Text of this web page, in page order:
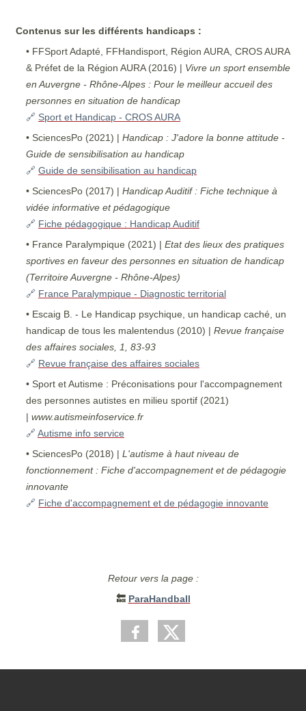
Contenus sur les différents handicaps :
• FFSport Adapté, FFHandisport, Région AURA, CROS AURA
& Préfet de la Région AURA (2016) | Vivre un sport ensemble
en Auvergne - Rhône-Alpes : Pour le meilleur accueil des
personnes en situation de handicap
🔗 Sport et Handicap - CROS AURA
• SciencesPo (2021) | Handicap : J'adore la bonne attitude -
Guide de sensibilisation au handicap
🔗 Guide de sensibilisation au handicap
• SciencesPo (2017) | Handicap Auditif : Fiche technique à
vidée informative et pédagogique
🔗 Fiche pédagogique : Handicap Auditif
• France Paralympique (2021) | Etat des lieux des pratiques
sportives en faveur des personnes en situation de handicap
(Territoire Auvergne - Rhône-Alpes)
🔗 France Paralympique - Diagnostic territorial
• Escaig B. - Le Handicap psychique, un handicap caché, un
handicap de tous les malentendus (2010) | Revue française
des affaires sociales, 1, 83-93
🔗 Revue française des affaires sociales
• Sport et Autisme : Préconisations pour l'accompagnement
des personnes autistes en milieu sportif (2021)
| www.autismeinfoservice.fr
🔗 Autisme info service
• SciencesPo (2018) | L'autisme à haut niveau de
fonctionnement : Fiche d'accompagnement et de pédagogie
innovante
🔗 Fiche d'accompagnement et de pédagogie innovante
Retour vers la page :
🔙 ParaHandball